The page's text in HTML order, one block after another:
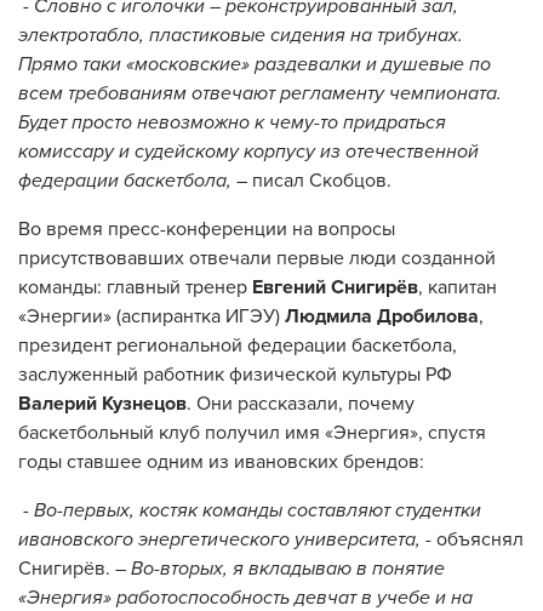
- Словно с иголочки – реконструированный зал,
электротабло, пластиковые сидения на трибунах.
Прямо таки «московские» раздевалки и душевые по
всем требованиям отвечают регламенту чемпионата.
Будет просто невозможно к чему-то придраться
комиссару и судейскому корпусу из отечественной
федерации баскетбола, – писал Скобцов.
Во время пресс-конференции на вопросы
присутствовавших отвечали первые люди созданной
команды: главный тренер Евгений Снигирёв, капитан
«Энергии» (аспирантка ИГЭУ) Людмила Дробилова,
президент региональной федерации баскетбола,
заслуженный работник физической культуры РФ
Валерий Кузнецов. Они рассказали, почему
баскетбольный клуб получил имя «Энергия», спустя
годы ставшее одним из ивановских брендов:
- Во-первых, костяк команды составляют студентки
ивановского энергетического университета, - объяснял
Снигирёв. – Во-вторых, я вкладываю в понятие
«Энергия» работоспособность девчат в учебе и на